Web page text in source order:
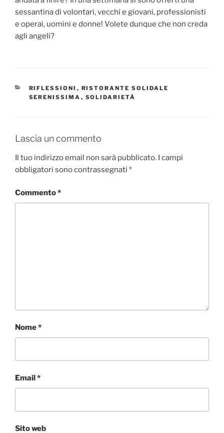
sessantina di volontari, vecchi e giovani, professionisti
e operai, uomini e donne! Volete dunque che non creda
agli angeli?
CATEGORIE
RIFLESSIONI , RISTORANTE SOLIDALE
SERENISSIMA , SOLIDARIETÀ
Lascia un commento
Il tuo indirizzo email non sarà pubblicato. I campi
obbligatori sono contrassegnati *
Commento*
Nome*
Email*
Sito web